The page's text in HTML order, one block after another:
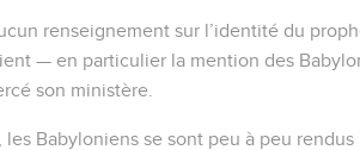
renseignement sur l’identité du
— en particulier la mention des
son ministère.
Babyloniens se sont peu à peu